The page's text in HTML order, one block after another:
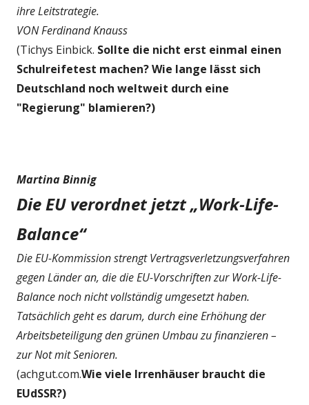
ihre Leitstrategie.
VON Ferdinand Knauss
(Tichys Einbick. Sollte die nicht erst einmal einen
Schulreifetest machen? Wie lange lässt sich
Deutschland noch weltweit durch eine
"Regierung" blamieren?)
Martina Binnig
Die EU verordnet jetzt „Work-Life-
Balance“
Die EU-Kommission strengt Vertragsverletzungsverfahren
gegen Länder an, die die EU-Vorschriften zur Work-Life-
Balance noch nicht vollständig umgesetzt haben.
Tatsächlich geht es darum, durch eine Erhöhung der
Arbeitsbeteiligung den grünen Umbau zu finanzieren –
zur Not mit Senioren.
(achgut.com.Wie viele Irrenhäuser braucht die
EUdSSR?)